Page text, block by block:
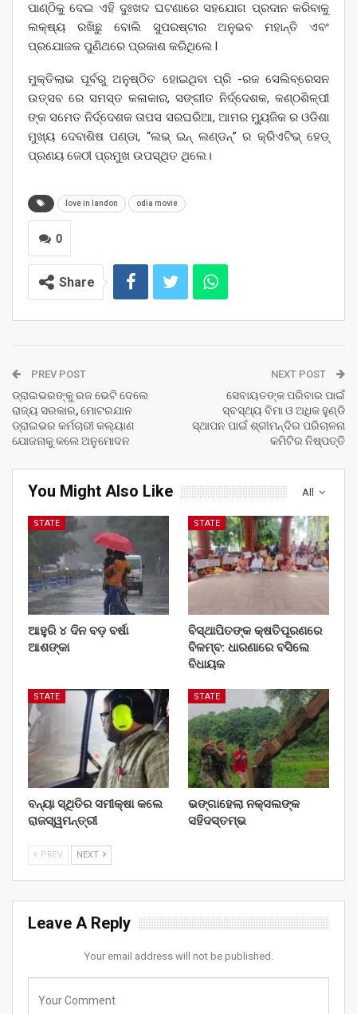
ପାଣ୍ଠିକୁ ଦେଇ ଏହି ଦୁଃଖଦ ଘଟଣାରେ ସହଯୋଗ ପ୍ରଦାନ କରିବାକୁ
ଲକ୍ଷ୍ୟ ରଖିଛୁ ବୋଲି ସୁପରଷ୍ଟାର ଅନୁଭବ ମହାନ୍ତି ଏବଂ
ପ୍ରଯୋଜକ ପୁଣିଥରେ ପ୍ରକାଶ କରିଥିଲେ l
ମୁକ୍ତିଲାଭ ପୂର୍ବରୁ ଅନୁଷ୍ଠିତ ହୋଇଥିବା ପ୍ରି -ରଜ ସେଲିବ୍ରେସନ
ଉତ୍ସବ ରେ ସମସ୍ତ କଳାକାର, ସଙ୍ଗୀତ ନିର୍ଦ୍ଦେଶକ, କଣ୍ଠଶିଳ୍ପୀ
ଙ୍କ ସମେତ ନିର୍ଦ୍ଦେଶକ ତାପସ ସରଘରିଆ, ଆମର ମ୍ୟୁଜିକ ର ଓଡିଶା
ମୁଖ୍ୟ ଦେବାଶିଷ ପଣ୍ଡା, “ଲଭ୍ ଇନ୍‌ ଲଣ୍ଡନ୍” ର କ୍ରିଏଟିଭ୍ ହେଡ୍
ପ୍ରଣୟ ଜେଠୀ ପ୍ରମୁଖ ଉପସ୍ଥିତ ଥିଲେ।
love in landon odia movie
0
Share
PREV POST
ଡ୍ରାଇଭରଙ୍କୁ ରଜ ଭେଟି ଦେଲେ
ରାଜ୍ୟ ସରକାର, ମୋଟରଯାନ
ଡ୍ରାଇଭର କର୍ମଚାରୀ କଲ୍ୟାଣ
ଯୋଜନାକୁ କଲେ ଅନୁମୋଦନ
NEXT POST
ସେବାୟତଙ୍କ ପରିବାର ପାଇଁ
ସ୍ବସ୍ଥ୍ୟ ବିମା ଓ ଅଧିକ ହୁଣ୍ଡି
ସ୍ଥାପନ ପାଇଁ ଶ୍ରୀମନ୍ଦିର ପରିଚାଳନା
କମିଟିର ନିଷ୍ପତ୍ତି
All
You Might Also Like
STATE
ଆହୁରି ୪ ଦିନ ବଡ଼ ବର୍ଷା
ଆଶଙ୍କା
STATE
ବିସ୍ଥାପିତଙ୍କ କ୍ଷତିପୂରଣରେ
ବିଳମ୍ବ: ଧାରଣାରେ ବସିଲେ
ବିଧାୟକ
STATE
ବନ୍ୟା ସ୍ଥିତିର ସମୀକ୍ଷା କଲେ
ରାଜସ୍ୱମନ୍ତ୍ରୀ
STATE
ଭଙ୍ଗାହେଲା ନକ୍ସଲଙ୍କ
ସହିଦସ୍ତମ୍ଭ
PREV NEXT
Leave A Reply
Your email address will not be published.